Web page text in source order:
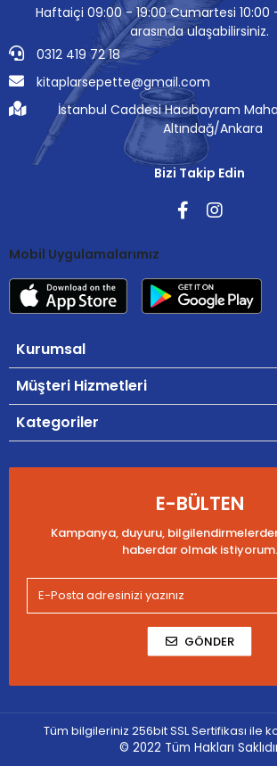
Haftaiçi 09:00 - 19:00 Cumartesi 10:00
arasında ulaşabilirsiniz.
0312 419 72 18
kitaplarsepette@gmail.com
İstanbul Caddesi Hacıbayram
Altındağ/Ankara
Bizi Takip Edin
Mobil Uygulamalarımız
Kurumsal
Müşteri Hizmetleri
Kategoriler
E-BÜLTEN
Kampanya, duyuru,
haberdar olmak istiyorum.
GÖNDER
Tüm bilgileriniz 256bit SSL Sertifikası ile
© 2022 Tüm Hakları